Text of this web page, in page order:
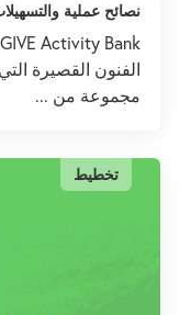
نصائح عملية
الفنون القصيرة
مجموعة من ...
تخطيط